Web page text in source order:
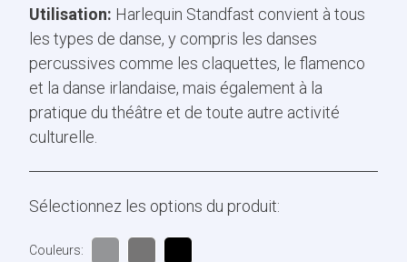
Utilisation: Harlequin Standfast convient à tous
les types de danse, y compris les danses
percussives comme les claquettes, le flamenco
et la danse irlandaise, mais également à la
pratique du théâtre et de toute autre activité
culturelle.
Sélectionnez les options du produit:
Couleurs: